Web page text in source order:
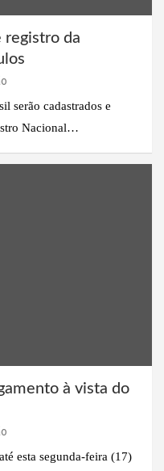
registro da
serão cadastrados e
Nacional…
à vista do
esta segunda-feira (17)